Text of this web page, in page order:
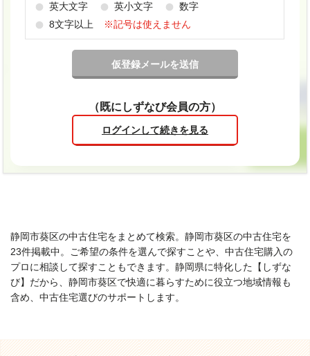
静岡市葵区の中古住宅をまとめて検索。静岡市葵区の中古住宅を
23件掲載中。ご希望の条件を選んで探すことや、中古住宅購入の
プロに相談して探すこともできます。静岡県に特化した【しずな
び】だから、静岡市葵区で快適に暮らすために役立つ地域情報も
含め、中古住宅選びのサポートします。
英大文字 英小文字
数字
8文字以上
※記号は使えません
（既にしずなび会員の方）
ログインして続きを見る